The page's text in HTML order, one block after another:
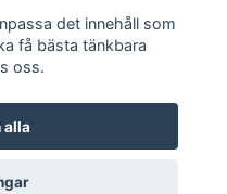
det innehåll som
få bästa tänkbara
oss.
alla